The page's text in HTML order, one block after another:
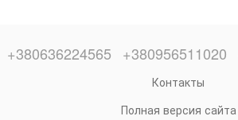
+380636224565 +380956511020
Контакты
Полная версия сайта